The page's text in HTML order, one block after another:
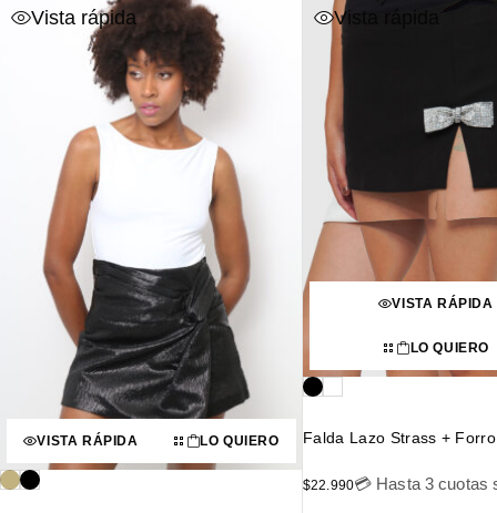
Vista rápida
VISTA RÁPIDA LO QUIERO
Vista rápida
VISTA RÁPIDA
LO QUIERO
Falda Lazo Strass + Forro
$22.990💳 Hasta 3 cuotas